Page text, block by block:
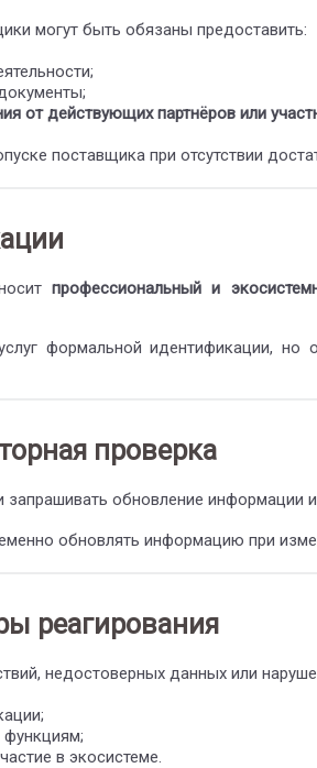
могут быть обязаны предоставить:
от действующих партнёров или
поставщика при отсутствии
профессиональный и
формальной идентификации,
проверка
запрашивать обновление информации
обновлять информацию при
реагирования
недостоверных данных или
функциям;
в экосистеме.